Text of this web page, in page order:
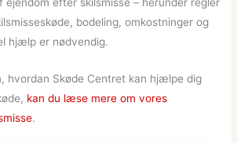
bodeling, omkostninger og
hjælp er nødvendig.
hvordan Skøde Centret kan hjælpe dig
kan du læse mere om vores
.